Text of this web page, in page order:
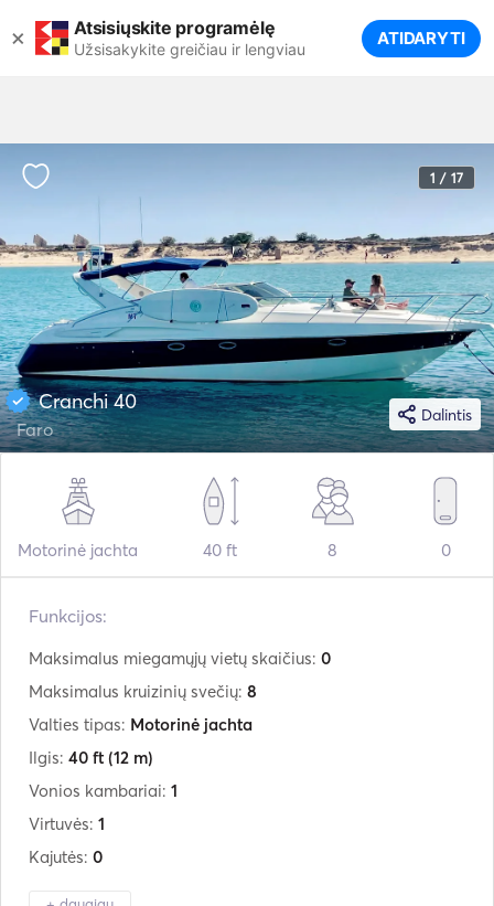
× Atsisiųskite programėlę
Užsisakykite greičiau ir lengviau ATIDARYTI
1 / 17
Dalintis
Cranchi 40
Faro
Motorinė jachta 40 ft 8 0
Funkcijos:
Maksimalus miegamųjų vietų skaičius: 0
Maksimalus kruizinių svečių: 8
Valties tipas: Motorinė jachta
Ilgis: 40 ft (12 m)
Vonios kambariai: 1
Virtuvės: 1
Kajutės: 0